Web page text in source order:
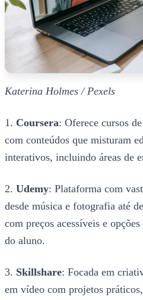
Katerina Holmes / Pexels
1. Coursera: Oferece cursos
com conteúdos que misturam
interativos, incluindo áreas de
2. Udemy: Plataforma com
desde música e fotografia até
com preços acessíveis e
do aluno.
3. Skillshare: Focada em
em vídeo com projetos